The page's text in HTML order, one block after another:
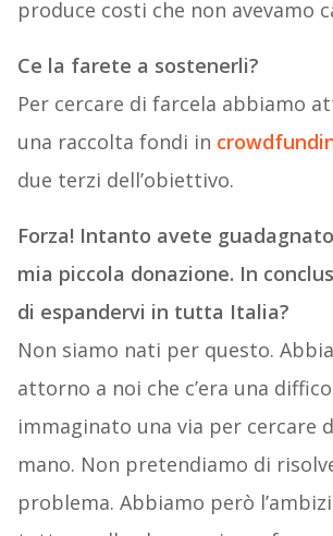
produce costi che non avevamo
Ce la farete a sostenerli?
Per cercare di farcela abbiamo
una raccolta fondi in
due terzi dell’obiettivo.
Forza! Intanto avete
mia piccola donazione. In
di espandervi in tutta Italia?
Non siamo nati per questo.
attorno a noi che c’era una
immaginato una via per cercare
mano. Non pretendiamo di
problema. Abbiamo però